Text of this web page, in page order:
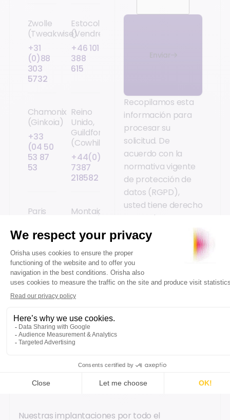
Zwolle
(Tweakwise)
+31
(0)88
303
5732
Estocolmo
(Vendre)
+46 101
388
615
Chamonix
(Ginkoia)
+33
(04 50
53 87
53
Reino
Unido,
Guildford
(Cowhills)
+44(0)
7387
218582
Paris
ADgency)
(0)1 53
09 51
30
Montaigu
+33
91 78
78
Enviar
Recopilamos esta
información para
procesar su
solicitud. De
acuerdo con la
normativa vigente
de protección de
datos (RGPD),
usted tiene derecho
a acceder,
rectificar y
oponerse al
tratamiento de sus
datos personales.
Nuestras implantaciones por todo el